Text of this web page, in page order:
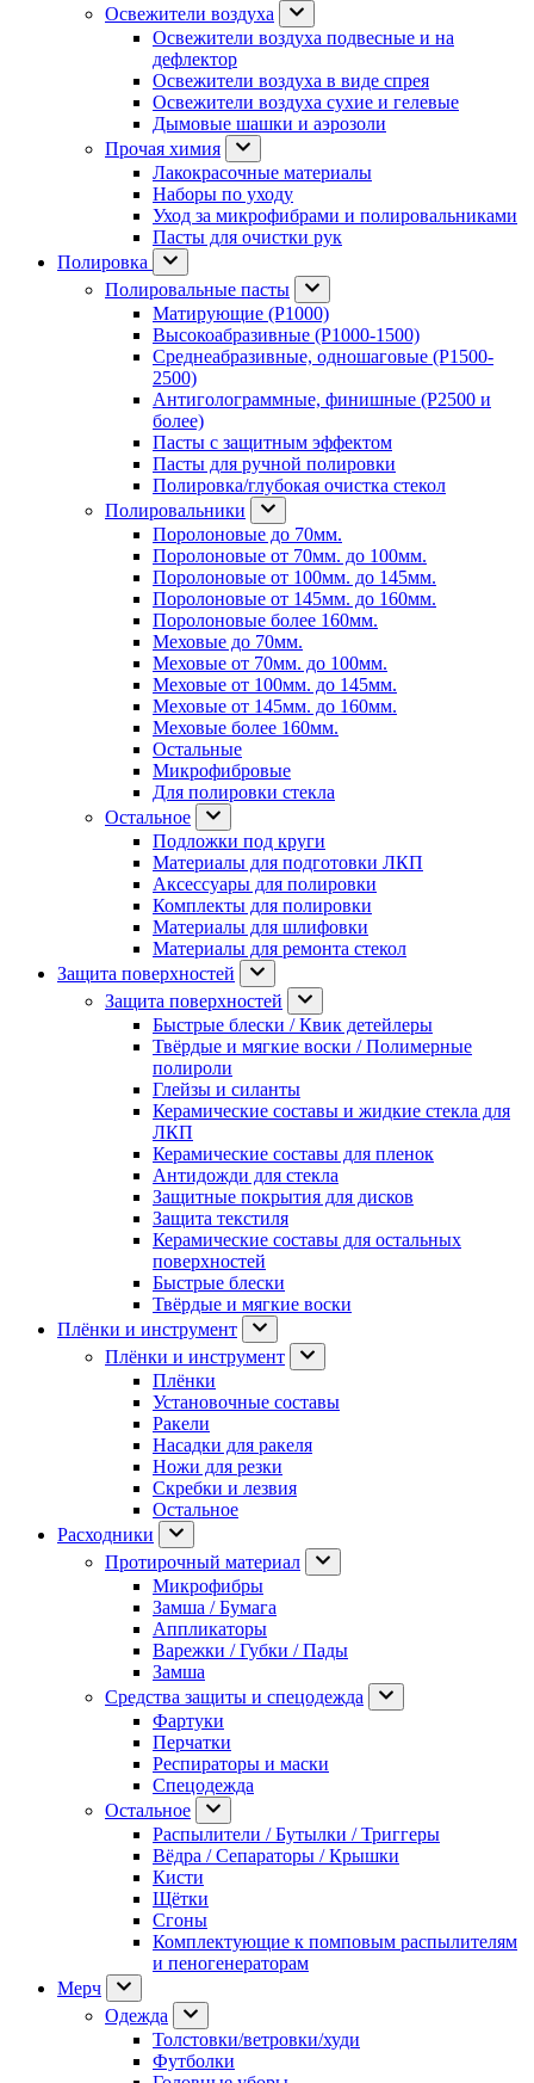
Освежители воздуха
Освежители воздуха подвесные и на
дефлектор
Освежители воздуха в виде спрея
Освежители воздуха сухие и гелевые
Дымовые шашки и аэрозоли
Прочая химия
Лакокрасочные материалы
Наборы по уходу
Уход за микрофибрами и полировальниками
Пасты для очистки рук
Полировка
Полировальные пасты
Матирующие (P1000)
Высокоабразивные (P1000-1500)
Среднеабразивные, одношаговые (P1500-
2500)
Антиголограммные, финишные (P2500 и
более)
Пасты с защитным эффектом
Пасты для ручной полировки
Полировка/глубокая очистка стекол
Полировальники
Поролоновые до 70мм.
Поролоновые от 70мм. до 100мм.
Поролоновые от 100мм. до 145мм.
Поролоновые от 145мм. до 160мм.
Поролоновые более 160мм.
Меховые до 70мм.
Меховые от 70мм. до 100мм.
Меховые от 100мм. до 145мм.
Меховые от 145мм. до 160мм.
Меховые более 160мм.
Остальные
Микрофибровые
Для полировки стекла
Остальное
Подложки под круги
Материалы для подготовки ЛКП
Аксессуары для полировки
Комплекты для полировки
Материалы для шлифовки
Материалы для ремонта стекол
Защита поверхностей
Защита поверхностей
Быстрые блески / Квик детейлеры
Твёрдые и мягкие воски / Полимерные
полироли
Глейзы и силанты
Керамические составы и жидкие стекла для
ЛКП
Керамические составы для пленок
Антидожди для стекла
Защитные покрытия для дисков
Защита текстиля
Керамические составы для остальных
поверхностей
Быстрые блески
Твёрдые и мягкие воски
Плёнки и инструмент
Плёнки и инструмент
Плёнки
Установочные составы
Ракели
Насадки для ракеля
Ножи для резки
Скребки и лезвия
Остальное
Расходники
Протирочный материал
Микрофибры
Замша / Бумага
Аппликаторы
Варежки / Губки / Пады
Замша
Средства защиты и спецодежда
Фартуки
Перчатки
Респираторы и маски
Спецодежда
Остальное
Распылители / Бутылки / Триггеры
Вёдра / Сепараторы / Крышки
Кисти
Щётки
Сгоны
Комплектующие к помповым распылителям
и пеногенераторам
Мерч
Одежда
Толстовки/ветровки/худи
Футболки